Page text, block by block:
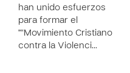
han unido esfuerzos
para formar el
"“Movimiento Cristiano
contra la Violenci…